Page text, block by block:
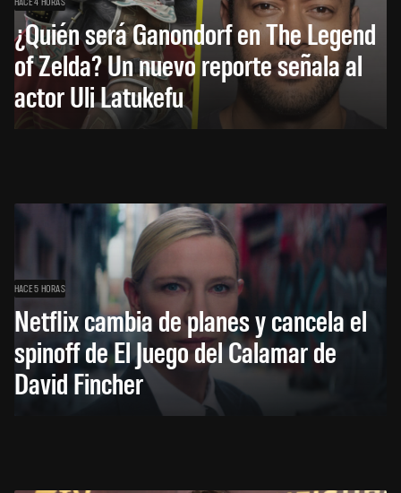
¿Quién será Ganondorf en The Legend
of Zelda? Un nuevo reporte señala al
actor Uli Latukefu
HACE 5 HORAS
Netflix cambia de planes y cancela el
spinoff de El Juego del Calamar de
David Fincher